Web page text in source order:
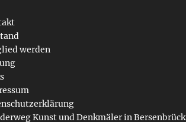
werden
Kunst und Denkmäler in Bersenbrück